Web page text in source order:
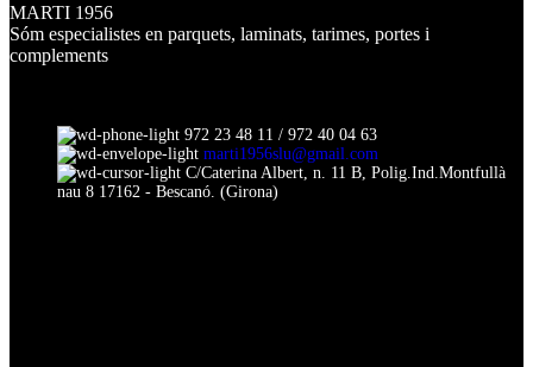
MARTI 1956
Sóm especialistes en parquets, laminats, tarimes, portes i
complements
972 23 48 11 / 972 40 04 63
marti1956slu@gmail.com
C/Caterina Albert, n. 11 B, Polig.Ind.Montfullà
nau 8 17162 - Bescanó. (Girona)